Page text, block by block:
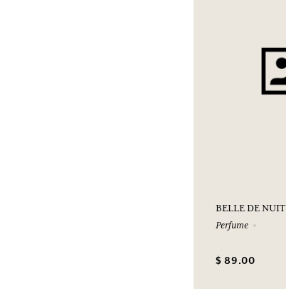
BELLE DE NUIT
Perfume
$ 89.00